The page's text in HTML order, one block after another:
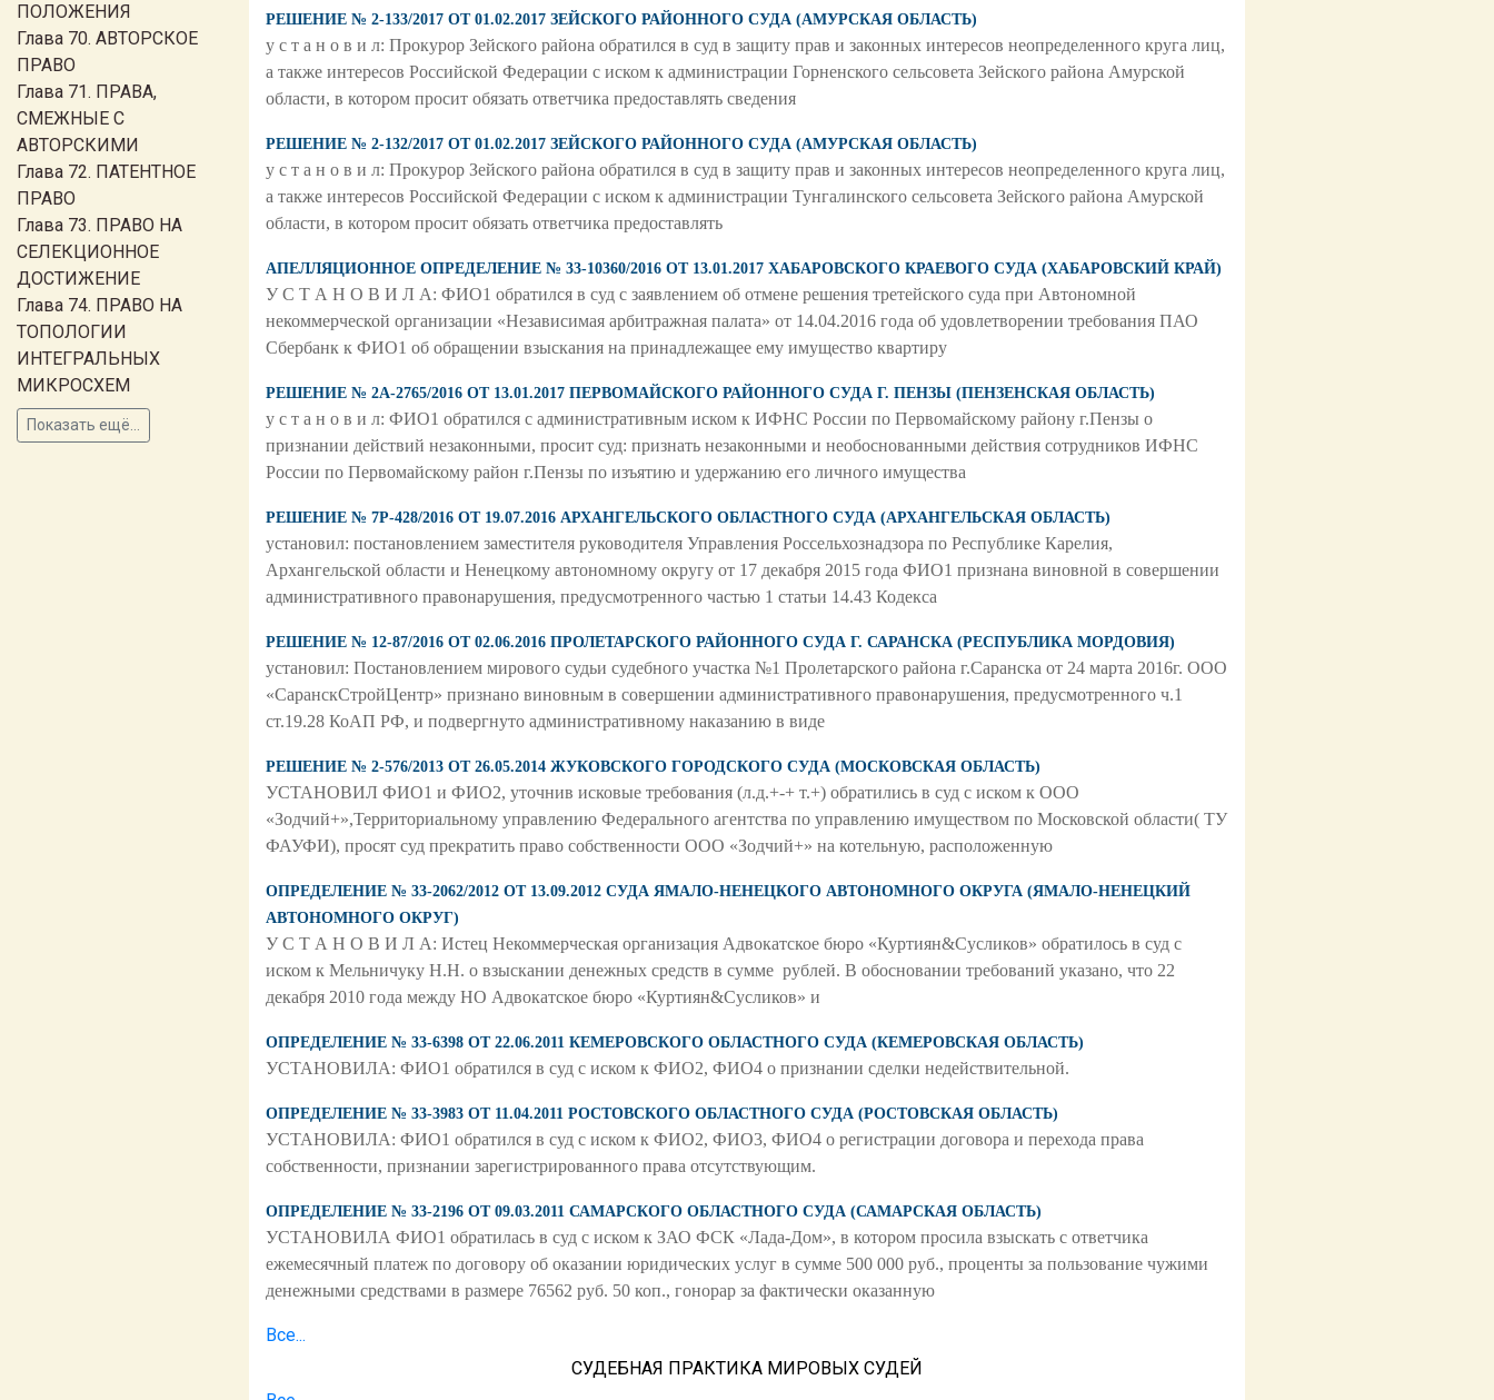
ПОЛОЖЕНИЯ
Глава 70. АВТОРСКОЕ
ПРАВО
Глава 71. ПРАВА,
СМЕЖНЫЕ С
АВТОРСКИМИ
Глава 72. ПАТЕНТНОЕ
ПРАВО
Глава 73. ПРАВО НА
СЕЛЕКЦИОННОЕ
ДОСТИЖЕНИЕ
Глава 74. ПРАВО НА
ТОПОЛОГИИ
ИНТЕГРАЛЬНЫХ
МИКРОСХЕМ
Показать ещё...
РЕШЕНИЕ № 2-133/2017 ОТ 01.02.2017 ЗЕЙСКОГО РАЙОННОГО СУДА (АМУРСКАЯ ОБЛАСТЬ)
у с т а н о в и л: Прокурор Зейского района обратился в суд в защиту прав и законных интересов неопределенного круга лиц,
а также интересов Российской Федерации с иском к администрации Горненского сельсовета Зейского района Амурской
области, в котором просит обязать ответчика предоставлять сведения
РЕШЕНИЕ № 2-132/2017 ОТ 01.02.2017 ЗЕЙСКОГО РАЙОННОГО СУДА (АМУРСКАЯ ОБЛАСТЬ)
у с т а н о в и л: Прокурор Зейского района обратился в суд в защиту прав и законных интересов неопределенного круга лиц,
а также интересов Российской Федерации с иском к администрации Тунгалинского сельсовета Зейского района Амурской
области, в котором просит обязать ответчика предоставлять
АПЕЛЛЯЦИОННОЕ ОПРЕДЕЛЕНИЕ № 33-10360/2016 ОТ 13.01.2017 ХАБАРОВСКОГО КРАЕВОГО СУДА (ХАБАРОВСКИЙ КРАЙ)
У С Т А Н О В И Л А: ФИО1 обратился в суд с заявлением об отмене решения третейского суда при Автономной
некоммерческой организации «Независимая арбитражная палата» от 14.04.2016 года об удовлетворении требования ПАО
Сбербанк к ФИО1 об обращении взыскания на принадлежащее ему имущество квартиру
РЕШЕНИЕ № 2А-2765/2016 ОТ 13.01.2017 ПЕРВОМАЙСКОГО РАЙОННОГО СУДА Г. ПЕНЗЫ (ПЕНЗЕНСКАЯ ОБЛАСТЬ)
у с т а н о в и л: ФИО1 обратился с административным иском к ИФНС России по Первомайскому району г.Пензы о
признании действий незаконными, просит суд: признать незаконными и необоснованными действия сотрудников ИФНС
России по Первомайскому район г.Пензы по изъятию и удержанию его личного имущества
РЕШЕНИЕ № 7Р-428/2016 ОТ 19.07.2016 АРХАНГЕЛЬСКОГО ОБЛАСТНОГО СУДА (АРХАНГЕЛЬСКАЯ ОБЛАСТЬ)
установил: постановлением заместителя руководителя Управления Россельхознадзора по Республике Карелия,
Архангельской области и Ненецкому автономному округу от 17 декабря 2015 года ФИО1 признана виновной в совершении
административного правонарушения, предусмотренного частью 1 статьи 14.43 Кодекса
РЕШЕНИЕ № 12-87/2016 ОТ 02.06.2016 ПРОЛЕТАРСКОГО РАЙОННОГО СУДА Г. САРАНСКА (РЕСПУБЛИКА МОРДОВИЯ)
установил: Постановлением мирового судьи судебного участка №1 Пролетарского района г.Саранска от 24 марта 2016г. ООО
«СаранскСтройЦентр» признано виновным в совершении административного правонарушения, предусмотренного ч.1
ст.19.28 КоАП РФ, и подвергнуто административному наказанию в виде
РЕШЕНИЕ № 2-576/2013 ОТ 26.05.2014 ЖУКОВСКОГО ГОРОДСКОГО СУДА (МОСКОВСКАЯ ОБЛАСТЬ)
УСТАНОВИЛ ФИО1 и ФИО2, уточнив исковые требования (л.д.+-+ т.+) обратились в суд с иском к ООО
«Зодчий+»,Территориальному управлению Федерального агентства по управлению имуществом по Московской области( ТУ
ФАУФИ), просят суд прекратить право собственности ООО «Зодчий+» на котельную, расположенную
ОПРЕДЕЛЕНИЕ № 33-2062/2012 ОТ 13.09.2012 СУДА ЯМАЛО-НЕНЕЦКОГО АВТОНОМНОГО ОКРУГА (ЯМАЛО-НЕНЕЦКИЙ
АВТОНОМНОГО ОКРУГ)
У С Т А Н О В И Л А: Истец Некоммерческая организация Адвокатское бюро «Куртиян&Сусликов» обратилось в суд с
иском к Мельничуку Н.Н. о взыскании денежных средств в сумме рублей. В обосновании требований указано, что 22
декабря 2010 года между НО Адвокатское бюро «Куртиян&Сусликов» и
ОПРЕДЕЛЕНИЕ № 33-6398 ОТ 22.06.2011 КЕМЕРОВСКОГО ОБЛАСТНОГО СУДА (КЕМЕРОВСКАЯ ОБЛАСТЬ)
УСТАНОВИЛА: ФИО1 обратился в суд с иском к ФИО2, ФИО4 о признании сделки недействительной.
ОПРЕДЕЛЕНИЕ № 33-3983 ОТ 11.04.2011 РОСТОВСКОГО ОБЛАСТНОГО СУДА (РОСТОВСКАЯ ОБЛАСТЬ)
УСТАНОВИЛА: ФИО1 обратился в суд с иском к ФИО2, ФИО3, ФИО4 о регистрации договора и перехода права
собственности, признании зарегистрированного права отсутствующим.
ОПРЕДЕЛЕНИЕ № 33-2196 ОТ 09.03.2011 САМАРСКОГО ОБЛАСТНОГО СУДА (САМАРСКАЯ ОБЛАСТЬ)
УСТАНОВИЛА ФИО1 обратилась в суд с иском к ЗАО ФСК «Лада-Дом», в котором просила взыскать с ответчика
ежемесячный платеж по договору об оказании юридических услуг в сумме 500 000 руб., проценты за пользование чужими
денежными средствами в размере 76562 руб. 50 коп., гонорар за фактически оказанную
Все...
СУДЕБНАЯ ПРАКТИКА МИРОВЫХ СУДЕЙ